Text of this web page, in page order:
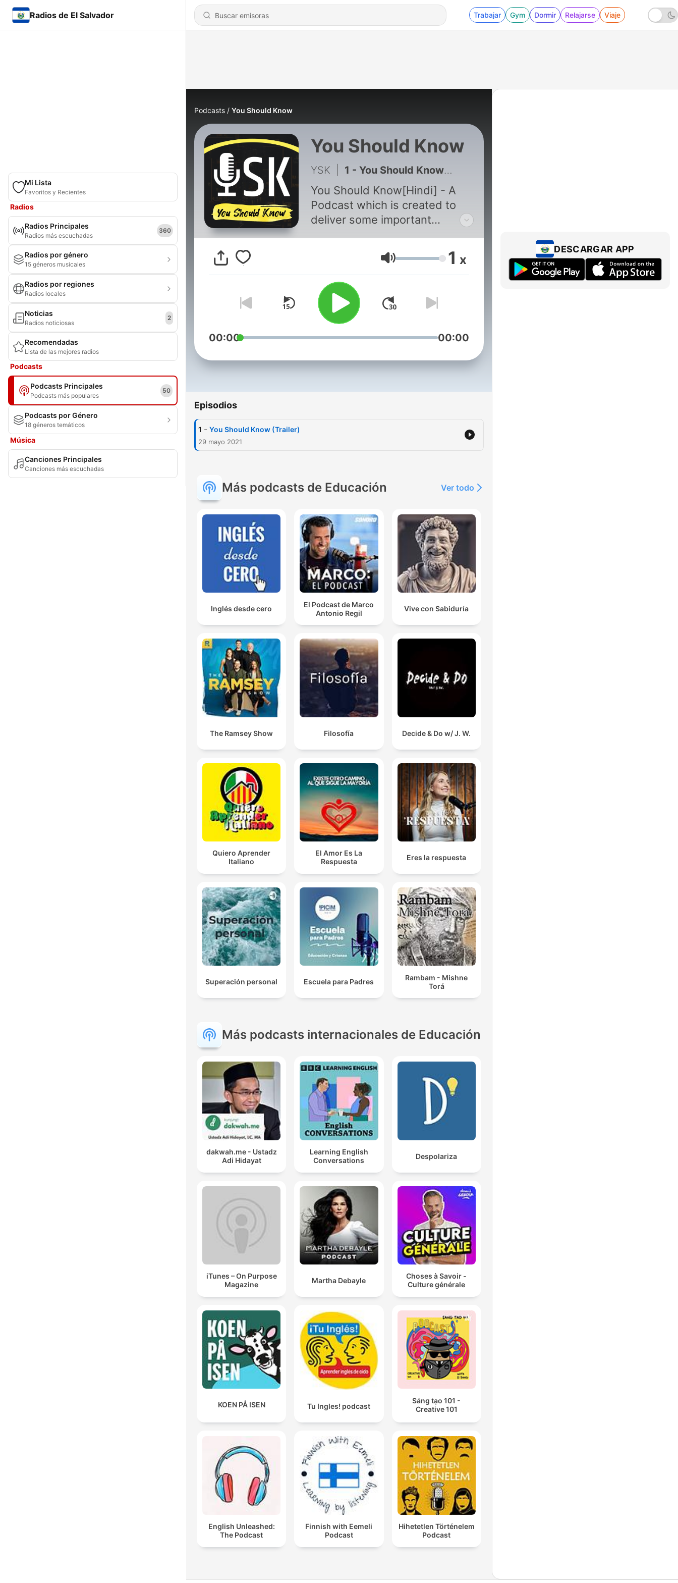
Radios de El Salvador Trabajar Gym Dormir Relajarse Viaje
Mi Lista
Favoritos y Recientes
Radios
Radios Principales
Radios más escuchadas
360
Radios por género
15 géneros musicales
Radios por regiones
Radios locales
Noticias
Radios noticiosas
2
Recomendadas
Lista de las mejores radios
Podcasts
Podcasts Principales
Podcasts más populares
50
Podcasts por Género
18 géneros temáticos
Música
Canciones Principales
Canciones más escuchadas
Podcasts You Should Know
You Should Know
YSK 1 - You Should Know (Trailer)
You Should Know[Hindi] - A
Podcast which is created to
deliver some important
that you should know. Follow
us on Instagram:Volumen 1 x
00:00 00:00
Episodios
1 - You Should Know (Trailer)
29 mayo 2021
Más podcasts de Educación Ver todo
Inglés desde cero
El Podcast de Marco
Antonio Regil
Vive con Sabiduría
The Ramsey Show Filosofía Decide & Do w/ J. W.
Quiero Aprender
Italiano
El Amor Es La
Respuesta
Eres la respuesta
Superación personal Escuela para Padres
Rambam - Mishne
Torá
Más podcasts internacionales de Educación
dakwah.me - Ustadz
Adi Hidayat
Learning English
Conversations
Despolariza
iTunes – On Purpose
Magazine
Martha Debayle
Choses à Savoir -
Culture générale
KOEN PÅ ISEN Tu Ingles! podcast
Sáng tạo 101 -
Creative 101
English Unleashed:
The Podcast
Finnish with Eemeli
Podcast
Hihetetlen Történelem
Podcast
DESCARGAR APP